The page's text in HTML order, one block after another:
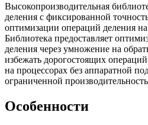
Высокопроизводительная
деления с фиксированной
оптимизации операций деления
Библиотека предоставляет
деления через умножение на
избежать дорогостоящих
на процессорах без аппаратной
ограниченной
Особенности